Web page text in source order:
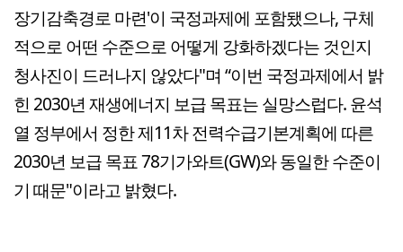
장기감축경로 마련'이 국정과제에 포함됐으나, 구체
적으로 어떤 수준으로 어떻게 강화하겠다는 것인지
청사진이 드러나지 않았다"며 “이번 국정과제에서 밝
힌 2030년 재생에너지 보급 목표는 실망스럽다. 윤석
열 정부에서 정한 제11차 전력수급기본계획에 따른
2030년 보급 목표 78기가와트(GW)와 동일한 수준이
기 때문"이라고 밝혔다.